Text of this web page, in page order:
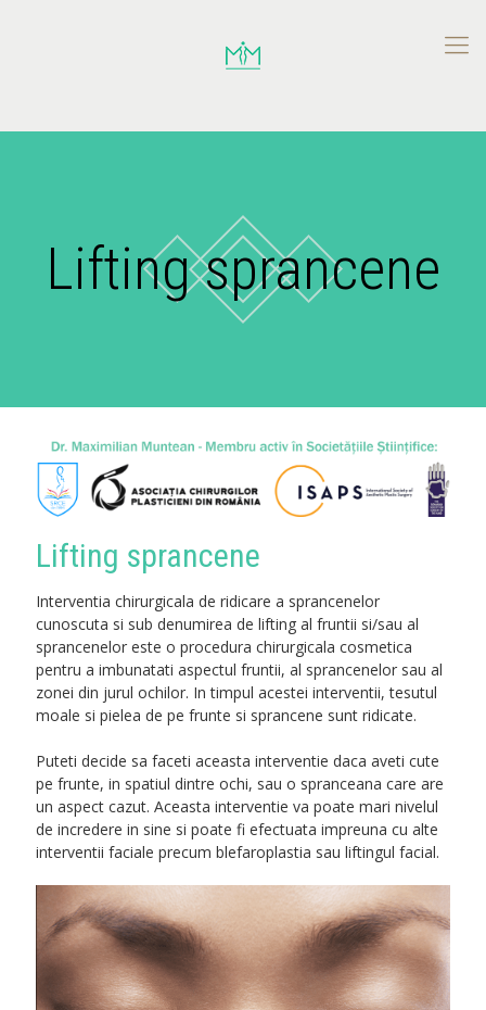
Lifting sprancene
Lifting sprancene
Interventia chirurgicala de ridicare a sprancenelor
cunoscuta si sub denumirea de lifting al fruntii si/sau al
sprancenelor este o procedura chirurgicala cosmetica
pentru a imbunatati aspectul fruntii, al sprancenelor sau al
zonei din jurul ochilor. In timpul acestei interventii, tesutul
moale si pielea de pe frunte si sprancene sunt ridicate.
Puteti decide sa faceti aceasta interventie daca aveti cute
pe frunte, in spatiul dintre ochi, sau o spranceana care are
un aspect cazut. Aceasta interventie va poate mari nivelul
de incredere in sine si poate fi efectuata impreuna cu alte
interventii faciale precum blefaroplastia sau liftingul facial.